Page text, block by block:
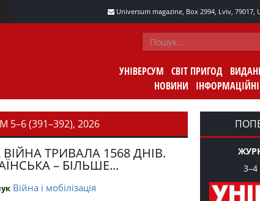
Universum magazine, Box 2994, Lviv, 79017,
УНІВЕРСУМ СВІТ ПРИГОД
НОВИНИ
(391–392), 2026
ТРИВАЛА 1568 ДНІВ.
– БІЛЬШЕ...
Війна і мобілізація
3–4